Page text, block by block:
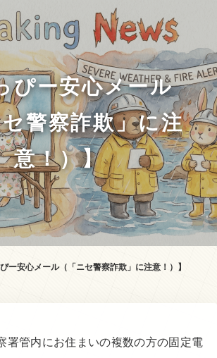
ぴー安心メール
警察詐欺」に注
意！）】
ぴー安心メール（「ニセ警察詐欺」に注意！）】
管内にお住まいの複数の方の固定電